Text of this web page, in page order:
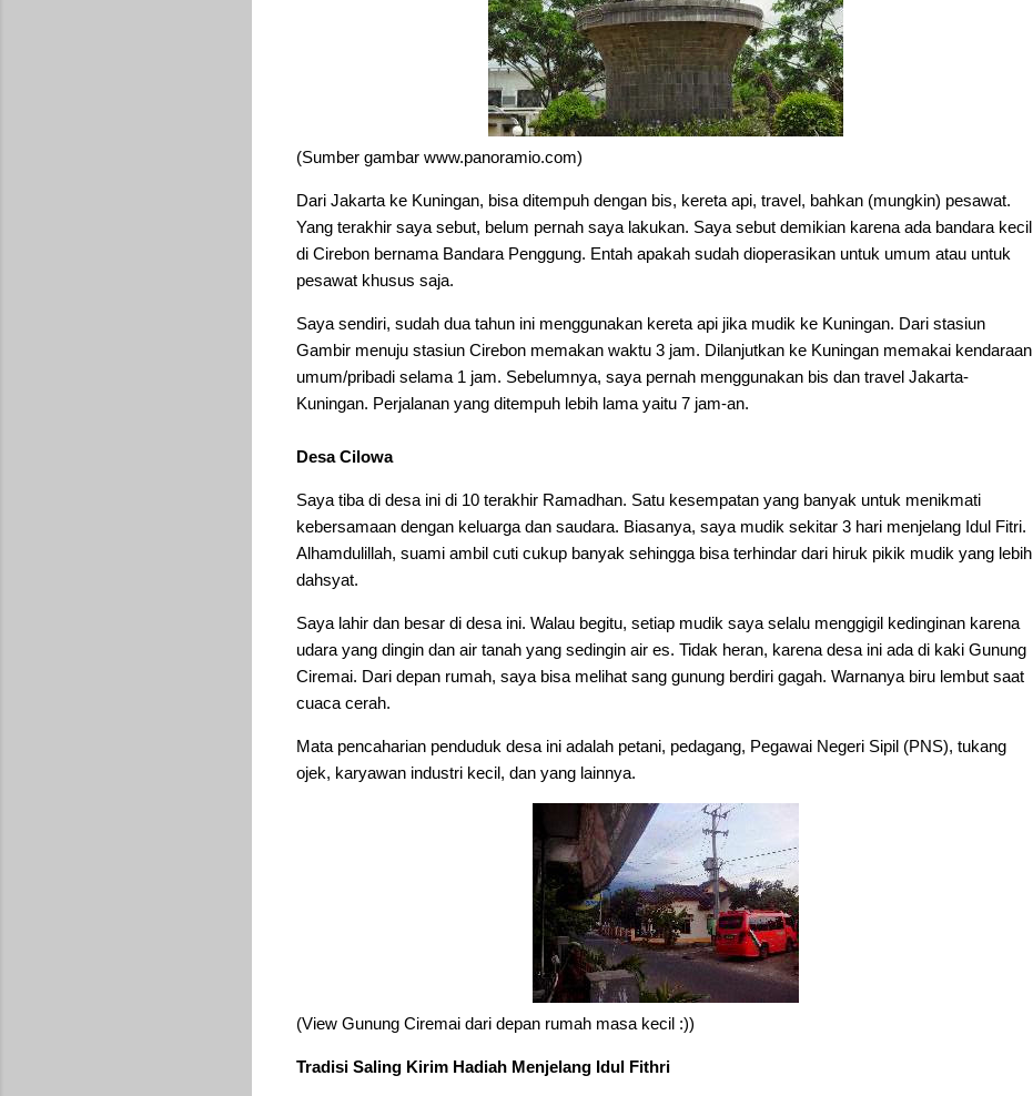
(Sumber gambar www.panoramio.com)
Dari Jakarta ke Kuningan, bisa ditempuh dengan bis, kereta api, travel, bahkan (mungkin) pesawat.
Yang terakhir saya sebut, belum pernah saya lakukan. Saya sebut demikian karena ada bandara kecil
di Cirebon bernama Bandara Penggung. Entah apakah sudah dioperasikan untuk umum atau untuk
pesawat khusus saja.
Saya sendiri, sudah dua tahun ini menggunakan kereta api jika mudik ke Kuningan. Dari stasiun
Gambir menuju stasiun Cirebon memakan waktu 3 jam. Dilanjutkan ke Kuningan memakai kendaraan
umum/pribadi selama 1 jam. Sebelumnya, saya pernah menggunakan bis dan travel Jakarta-
Kuningan. Perjalanan yang ditempuh lebih lama yaitu 7 jam-an.
Desa Cilowa
Saya tiba di desa ini di 10 terakhir Ramadhan. Satu kesempatan yang banyak untuk menikmati
kebersamaan dengan keluarga dan saudara. Biasanya, saya mudik sekitar 3 hari menjelang Idul Fitri.
Alhamdulillah, suami ambil cuti cukup banyak sehingga bisa terhindar dari hiruk pikik mudik yang lebih
dahsyat.
Saya lahir dan besar di desa ini. Walau begitu, setiap mudik saya selalu menggigil kedinginan karena
udara yang dingin dan air tanah yang sedingin air es. Tidak heran, karena desa ini ada di kaki Gunung
Ciremai. Dari depan rumah, saya bisa melihat sang gunung berdiri gagah. Warnanya biru lembut saat
cuaca cerah.
Mata pencaharian penduduk desa ini adalah petani, pedagang, Pegawai Negeri Sipil (PNS), tukang
ojek, karyawan industri kecil, dan yang lainnya.
(View Gunung Ciremai dari depan rumah masa kecil :))
Tradisi Saling Kirim Hadiah Menjelang Idul Fithri